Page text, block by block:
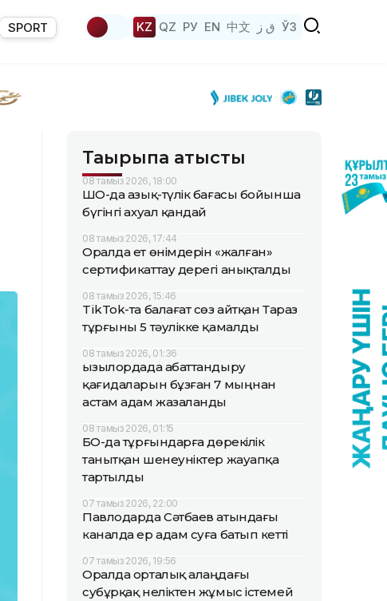
SPORT KZ QZ РУ EN 中文 ق ز ЎЗ
Тақырыпқа қатысты
08 тамыз 2026, 18:00
ШҚО-да азық-түлік бағасы бойынша
бүгінгі ахуал қандай
08 тамыз 2026, 17:44
Оралда ет өнімдерін «жалған»
сертификаттау дерегі анықталды
08 тамыз 2026, 15:46
TikTok-та балағат сөз айтқан Тараз
тұрғыны 5 тәулікке қамалды
08 тамыз 2026, 01:36
Қызылордада абаттандыру
қағидаларын бұзған 7 мыңнан
астам адам жазаланды
08 тамыз 2026, 01:15
БҚО-да тұрғындарға дөрекілік
танытқан шенеуніктер жауапқа
тартылды
07 тамыз 2026, 22:00
Павлодарда Сәтбаев атындағы
каналда ер адам суға батып кетті
07 тамыз 2026, 19:56
Оралда орталық алаңдағы
субұрқақ неліктен жұмыс істемей